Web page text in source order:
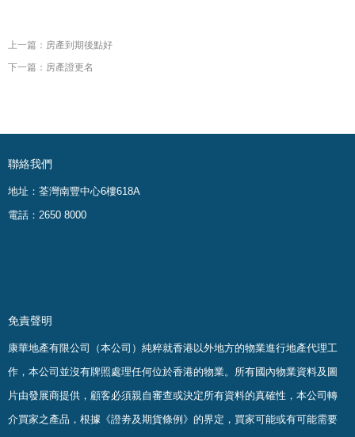
上一篇：房產到期後點好
下一篇：房產證更名
聯絡我們
地址：荃灣南豐中心6樓618A
電話：2650 8000
免責聲明
康華地產有限公司（本公司）純粹就香港以外地方的物業進行地產代理工
作，本公司並沒有牌照處理任何位於香港的物業。 所有國內物業資料及圖
片由發展商提供，顧客必須親自審查或決定所有資料的真確性 ， 本公司轉
介買家之產品，根據《證劵及期貨條例》的界定，買家可能或有可能需要